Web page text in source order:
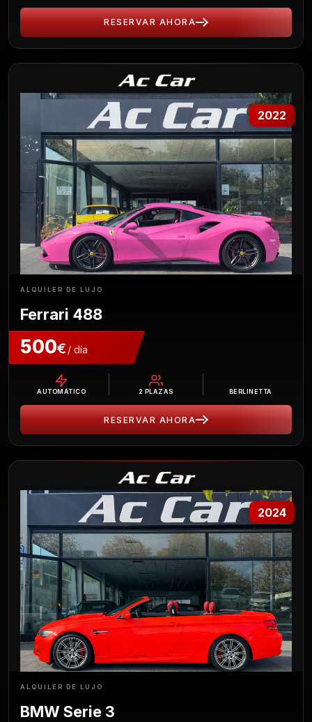
RESERVAR AHORA
2022
ALQUILER DE LUJO
Ferrari 488
500€ / día
AUTOMÁTICO 2 PLAZAS BERLINETTA
RESERVAR AHORA
2024
ALQUILER DE LUJO
BMW Serie 3